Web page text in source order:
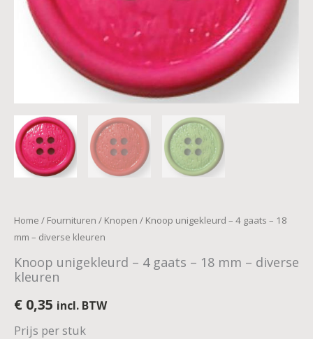
Home / Fournituren / Knopen / Knoop unigekleurd – 4 gaats – 18
mm – diverse kleuren
Knoop unigekleurd – 4 gaats – 18 mm – diverse
kleuren
€ 0,35 incl. BTW
Prijs per stuk
aantal